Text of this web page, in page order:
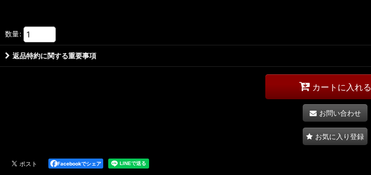
数量:
返品特約に関する重要事項
カートに入れる
お問い合わせ
お気に入り登録
Facebookでシェア